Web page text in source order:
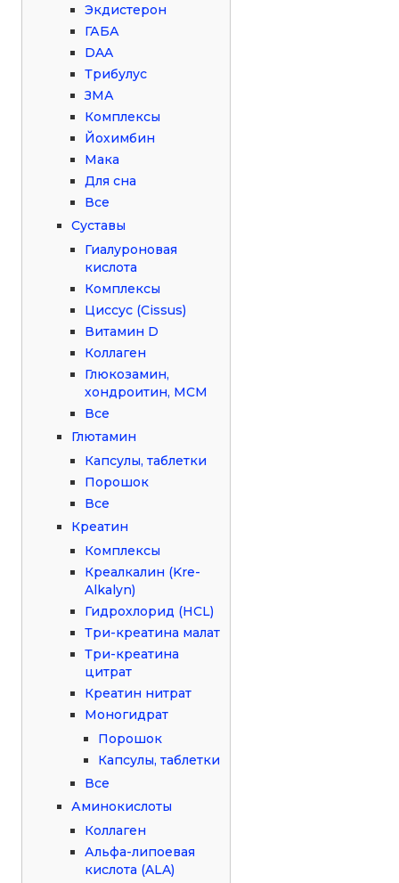
Экдистерон
ГАБА
DAA
Трибулус
ЗМА
Комплексы
Йохимбин
Мака
Для сна
Все
Суставы
Гиалуроновая
кислота
Комплексы
Циссус (Cissus)
Витамин D
Коллаген
Глюкозамин,
хондроитин, МСМ
Все
Глютамин
Капсулы, таблетки
Порошок
Все
Креатин
Комплексы
Креалкалин (Kre-
Alkalyn)
Гидрохлорид (HCL)
Три-креатина малат
Три-креатина
цитрат
Креатин нитрат
Моногидрат
Порошок
Капсулы, таблетки
Все
Аминокислоты
Коллаген
Альфа-липоевая
кислота (ALA)